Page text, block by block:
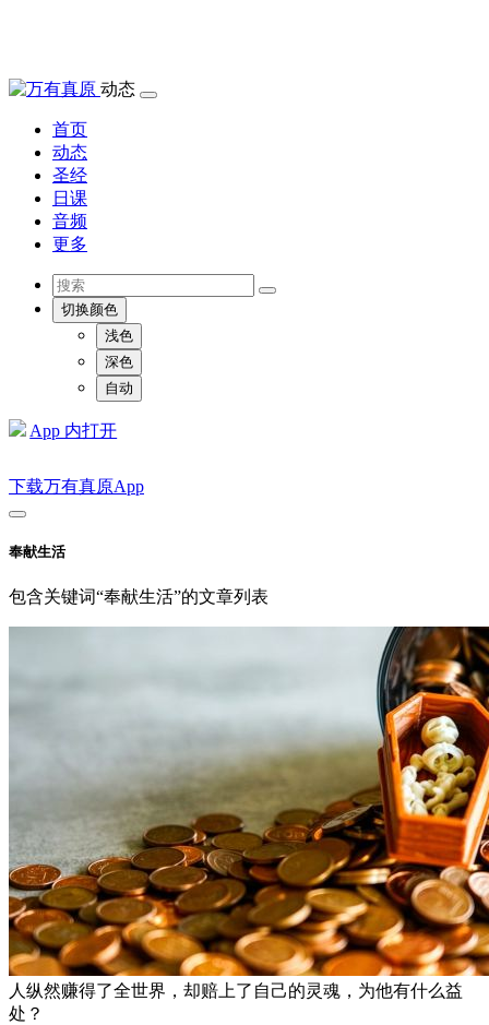
动态
首页
动态
圣经
日课
音频
更多
切换颜色
浅色
深色
自动
App 内打开
下载万有真原App
奉献生活
包含关键词“奉献生活”的文章列表
人纵然赚得了全世界，却赔上了自己的灵魂，为他有什么益
处？